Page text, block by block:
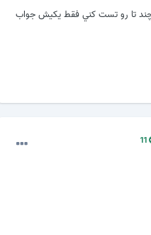
اين چند تا رو تست كني فقط يكيش جواب